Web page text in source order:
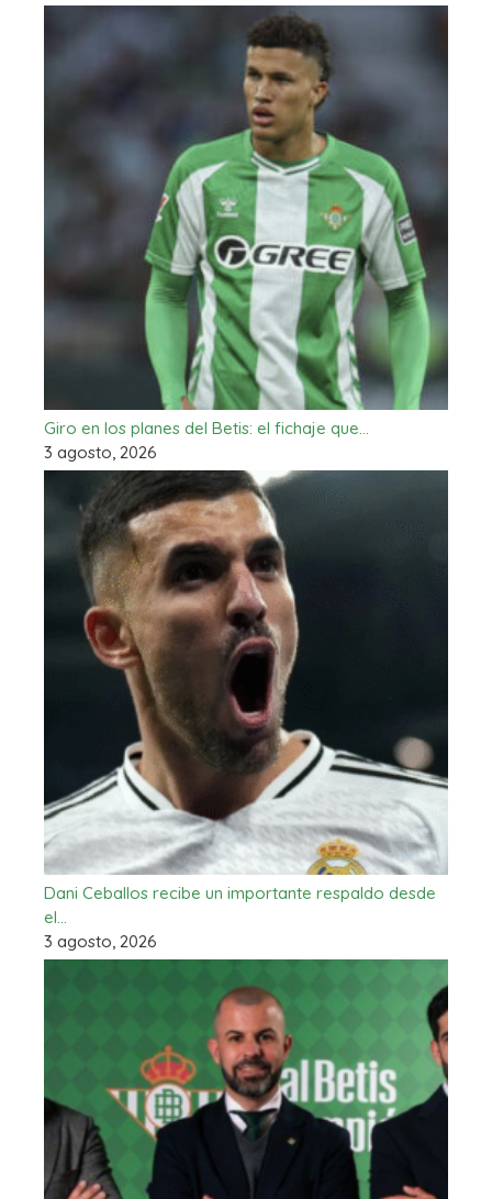
Giro en los planes del Betis: el fichaje que…
3 agosto, 2026
Dani Ceballos recibe un importante respaldo desde
el…
3 agosto, 2026